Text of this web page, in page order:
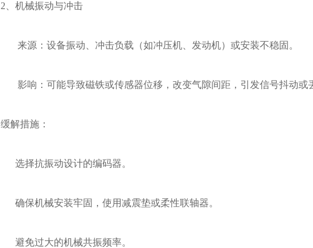
2、机械振动与冲击
来源：设备振动、冲击负载（如冲压机、发动机）或安装不稳固。
影响：可能导致磁铁或传感器位移，改变气隙间距，引发信号抖动或
缓解措施：
选择抗振动设计的编码器。
确保机械安装牢固，使用减震垫或柔性联轴器。
避免过大的机械共振频率。